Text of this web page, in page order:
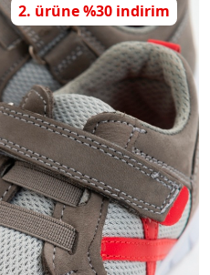
2. ürüne %30 indirim